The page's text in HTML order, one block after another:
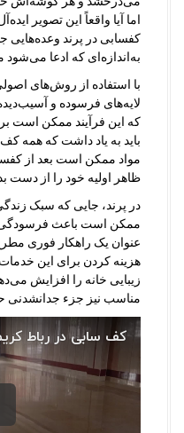
اما آیا واقعاً این تصویر
کفسابی در پرند وعده‌هایی
به‌اندازه‌ای که ادعا
با استفاده از روش‌های
لایه‌های فرسوده و
که این فرآیند ممکن است
باید به یاد داشت که همه
مواد ممکن است بعد از
ظاهر اولیه خود را از دست
در پرند، جایی که سبک
ممکن است باعث فرسودگی
عنوان یک راهکار فوری
هزینه کردن برای این
زیبایی خانه را افزایش
مناسب نیز جزء جدانشدنی